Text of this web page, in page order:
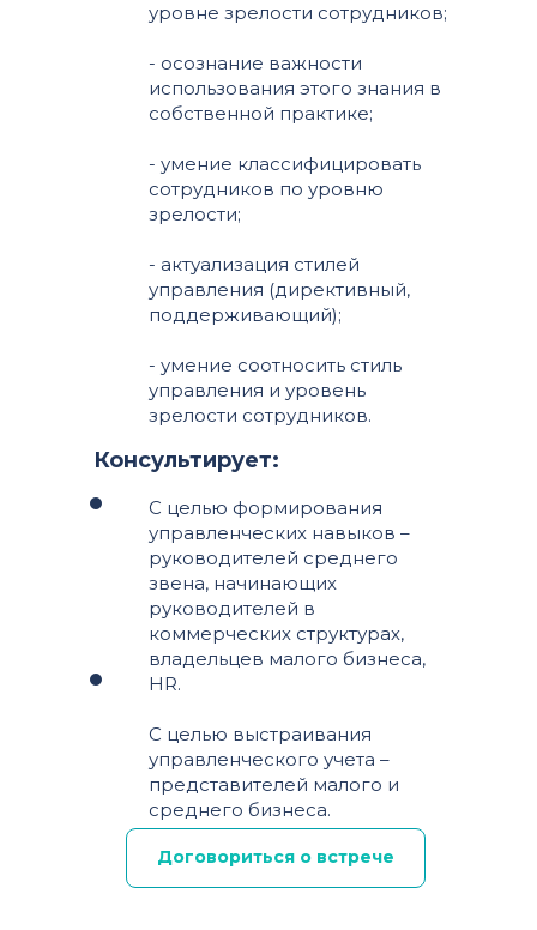
Договориться о встрече
уровне зрелости сотрудников;
- осознание важности
использования этого знания в
собственной практике;
- умение классифицировать
сотрудников по уровню
зрелости;
- актуализация стилей
управления (директивный,
поддерживающий);
- умение соотносить стиль
управления и уровень
зрелости сотрудников.
С целью формирования
управленческих навыков –
руководителей среднего
звена, начинающих
руководителей в
коммерческих структурах,
владельцев малого бизнеса,
HR.
С целью выстраивания
управленческого учета –
представителей малого и
среднего бизнеса.
Консультирует: